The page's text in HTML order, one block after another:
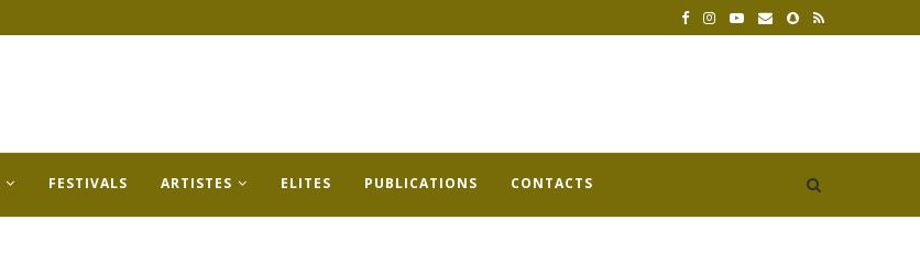
FESTIVALS ARTISTES ELITES PUBLICATIONS CONTACTS